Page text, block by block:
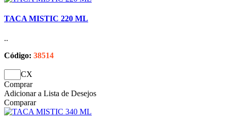
TACA MISTIC 220 ML
..
Código: 38514
CX
Comprar
Adicionar a Lista de Desejos
Comparar